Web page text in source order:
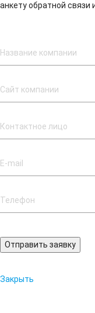
анкету обратной
Отправить заявку
Закрыть